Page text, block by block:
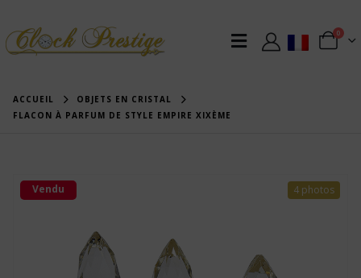
0
ACCUEIL
OBJETS EN CRISTAL
FLACON À PARFUM DE STYLE EMPIRE XIXÈME
4 photos
Vendu